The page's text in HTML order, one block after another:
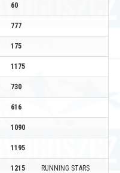
60
777
175
1175
730
616
1090
1195
1215 RUNNING STARS